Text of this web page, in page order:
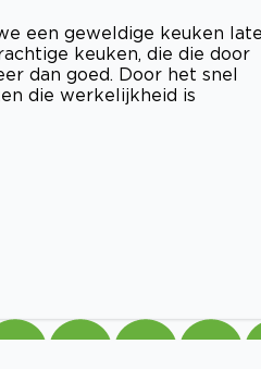
een geweldige keuken
keuken, die die door
dan goed. Door het snel
die werkelijkheid is